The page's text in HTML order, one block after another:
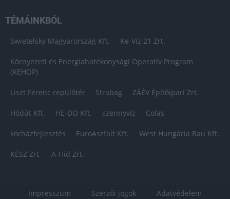
TÉMÁINKBÓL
Swietelsky Magyarország Kft. Ke-Víz 21 Zrt.
Környezeti és Energiahatékonysági Operatív Program
(KEHOP)
Liszt Ferenc repülőtér Strabag ZÁÉV Építőipari Zrt.
Hódút Kft. HE-DO Kft. szennyvíz Colas
kórházfejlesztés EuroAszfalt Kft. West Hungária Bau Kft.
KÉSZ Zrt. A-Híd Zrt.
Impresszum Szerzői jogok Adatvédelem